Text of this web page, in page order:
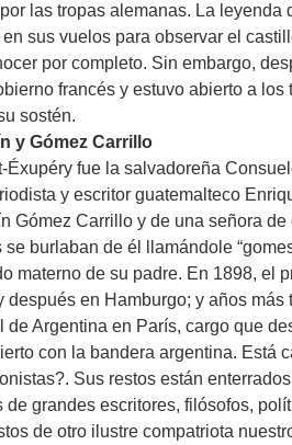
las tropas alemanas. La
sus vuelos para observar el
por completo. Sin embargo,
francés y estuvo abierto a
sostén.
y Gómez Carrillo
Éxupéry fue la salvadoreña
y escritor guatemalteco
Gómez Carrillo y de una señora
se burlaban de él llamándole
materno de su padre. En 1898, el
después en Hamburgo; y años
de Argentina en París, cargo que
con la bandera argentina. Está
Sus restos están
de grandes escritores, filósofos,
de otro ilustre compatriota